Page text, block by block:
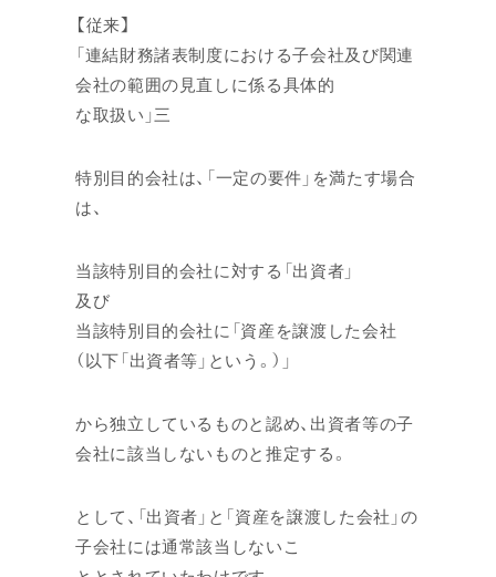
【従来】
「連結財務諸表制度における子会社及び関連
会社の範囲の見直しに係る具体的
な取扱い」三
特別目的会社は、「一定の要件」を満たす場合
は、
当該特別目的会社に対する「出資者」
及び
当該特別目的会社に「資産を譲渡した会社
（以下「出資者等」という。）」
から独立しているものと認め、出資者等の子
会社に該当しないものと推定する。
として、「出資者」と「資産を譲渡した会社」の
子会社には通常該当しないこ